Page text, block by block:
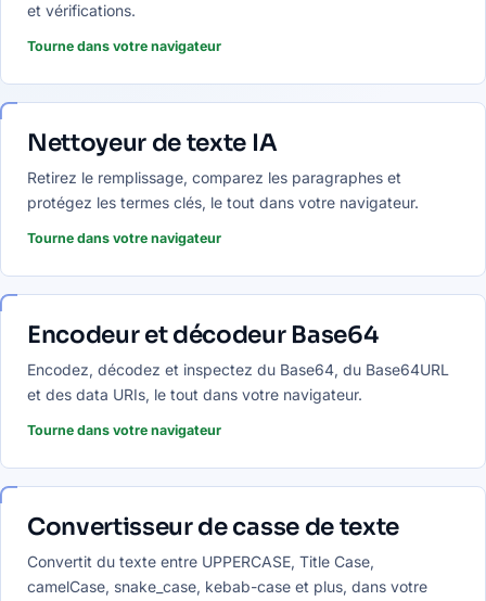
et vérifications.
Tourne dans votre navigateur
Nettoyeur de texte IA
Retirez le remplissage, comparez les paragraphes et
protégez les termes clés, le tout dans votre navigateur.
Tourne dans votre navigateur
Encodeur et décodeur Base64
Encodez, décodez et inspectez du Base64, du Base64URL
et des data URIs, le tout dans votre navigateur.
Tourne dans votre navigateur
Convertisseur de casse de texte
Convertit du texte entre UPPERCASE, Title Case,
camelCase, snake_case, kebab-case et plus, dans votre